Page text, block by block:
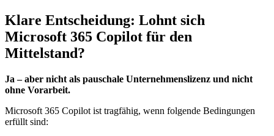
Klare Entscheidung: Lohnt sich
Microsoft 365 Copilot für den
Mittelstand?
Ja – aber nicht als pauschale Unternehmenslizenz und nicht
ohne Vorarbeit.
Microsoft 365 Copilot ist tragfähig, wenn folgende Bedingungen
erfüllt sind: